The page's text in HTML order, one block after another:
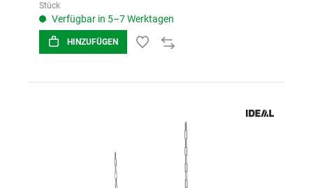
Stück
Verfügbar in 5–7 Werktagen
HINZUFÜGEN